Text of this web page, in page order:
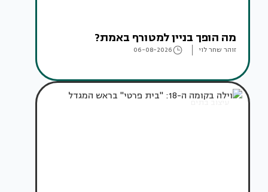
מה הופך בניין למטורף באמת?
זוהר שחר לוי 06-08-2026
עיצוב בתים